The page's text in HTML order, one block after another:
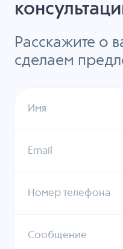
Расскажите о
сделаем
Имя
Email
Номер телефона
Сообщение